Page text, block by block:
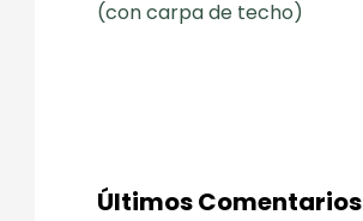
(con carpa de techo)
Últimos Comentarios